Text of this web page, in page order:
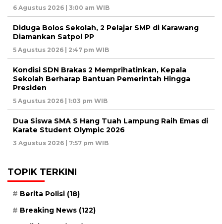
6 Agustus 2026 | 3:00 am WIB
Diduga Bolos Sekolah, 2 Pelajar SMP di Karawang
Diamankan Satpol PP
5 Agustus 2026 | 2:47 pm WIB
Kondisi SDN Brakas 2 Memprihatinkan, Kepala
Sekolah Berharap Bantuan Pemerintah Hingga
Presiden
5 Agustus 2026 | 1:03 pm WIB
Dua Siswa SMA S Hang Tuah Lampung Raih Emas di
Karate Student Olympic 2026
3 Agustus 2026 | 7:57 pm WIB
TOPIK TERKINI
Berita Polisi (18)
Breaking News (122)